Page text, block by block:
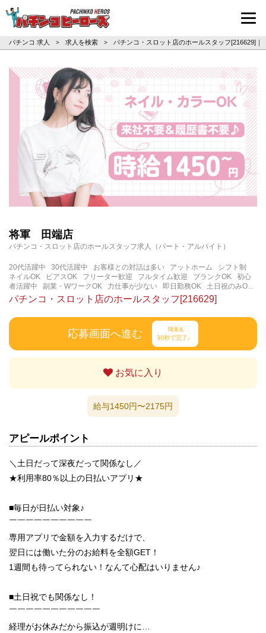
パチンコ求人・転職ならパチンコヒーロ
パチンコ 求人 > 求人を検索 > パチンコ・スロット店のホールスタッフ[216629]
将軍 田端店
パチンコ・スロット店のホールスタッフ求人（パート・アルバイト）
20代活躍中 30代活躍中 お客様との対話は多い アットホーム
シフト制
ネイルOK
ピアスOK フリーター歓迎 フルタイム歓迎 ブランクOK
初心
者活躍中
副業・WワークOK 力仕事が少ない 即日勤務OK
土日祝のみOK
学歴不問
服装自由 未経験・初心者OK 決められた時間できっちり
経験不要
立ち仕事 経験者・有資格者歓迎 自分の都合に合わせやすい
自由
パチンコ・スロット店のホールスタッフ[216629]
応募画面へ進む
簡単&
30秒で完了♩
お気に入り
給与1450円〜2175円
アピールポイント
＼土日だって深夜だって関係なし／
★利用率80％以上の日払いアプリ★
■毎日が日払い対象♪
￣￣￣￣￣￣￣￣￣￣
専用アプリで金額を入力するだけで、
翌日には働いた分のお給料を全額GET！
1週間も待ってられない！なんて心配はいりません♪
■土日祝でも関係なし！
￣￣￣￣￣￣￣￣￣￣￣
経理がお休みだから振込が週明けに…